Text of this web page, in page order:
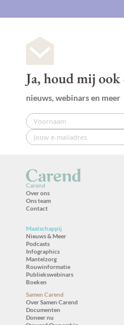
Ja, houd mij
nieuws, webinars en meer
Carend
Over ons
Ons team
Contact
Maatschappij
Nieuws & Meer
Podcasts
Infographics
Mantelzorg
Rouwinformatie
Publiekswebinars
Boeken
Samen Carend
Over Samen Carend
Documenten
Doneer nu